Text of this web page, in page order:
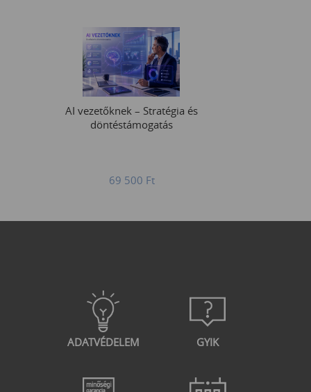
AI vezetőknek – Stratégia és
döntéstámogatás
69 500 Ft
ADATVÉDELEM GYIK